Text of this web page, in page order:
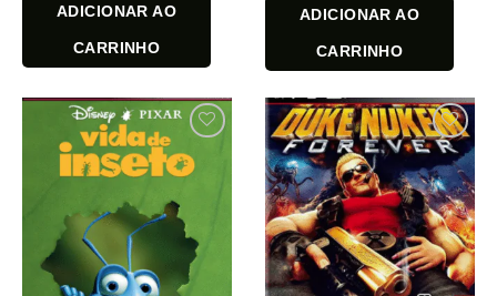
ADICIONAR AO
CARRINHO
ADICIONAR AO
CARRINHO